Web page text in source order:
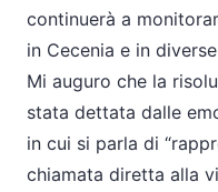
continuerà a
in Cecenia e in
Mi auguro che la
stata dettata dalle
in cui si parla di
chiamata diretta alla